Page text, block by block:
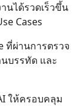
นได้รวดเร็วขึ้น
Cases
ที่ผ่านการตรวจ
บรรทัด และ
ให้ครอบคลุม